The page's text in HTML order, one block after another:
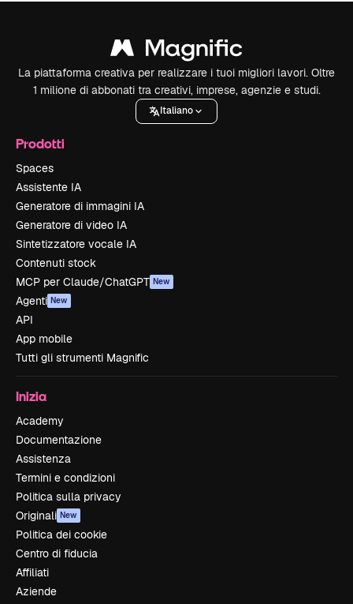
La piattaforma creativa per realizzare i tuoi migliori lavori. Oltre
1 milione di abbonati tra creativi, imprese, agenzie e studi.
Italiano
Prodotti
Spaces
Assistente IA
Generatore di immagini IA
Generatore di video IA
Sintetizzatore vocale IA
Contenuti stock
MCP per Claude/ChatGPT New
Agenti New
API
App mobile
Tutti gli strumenti Magnific
Inizia
Academy
Documentazione
Assistenza
Termini e condizioni
Politica sulla privacy
Originali New
Politica dei cookie
Centro di fiducia
Affiliati
Aziende